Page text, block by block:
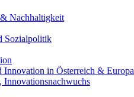
Nachhaltigkeit
Sozialpolitik
in Österreich & Europa